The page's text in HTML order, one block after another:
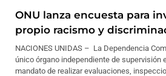
ONU lanza encuesta para
propio racismo y
NACIONES UNIDAS – La Dependencia
único órgano independiente de supervisión
mandato de realizar evaluaciones,